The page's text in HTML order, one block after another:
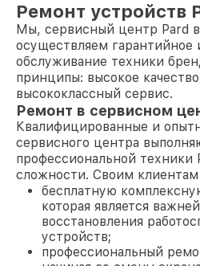
Ремонт устройств
Мы, сервисный центр Pard
осуществляем гарантийное
обслуживание техники
принципы: высокое
высококлассный сервис.
Ремонт в сервисном
Квалифицированные и
сервисного центра
профессиональной техники
сложности. Своим
бесплатную
которая является
восстановления
устройств;
профессиональный